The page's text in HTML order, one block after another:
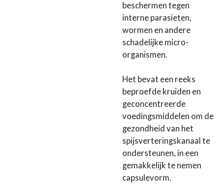
beschermen tegen
interne parasieten,
wormen en andere
schadelijke micro-
organismen.
Het bevat een reeks
beproefde kruiden en
geconcentreerde
voedingsmiddelen om de
gezondheid van het
spijsverteringskanaal te
ondersteunen, in een
gemakkelijk te nemen
capsulevorm.